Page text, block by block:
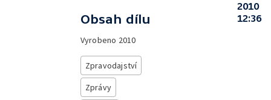
Obsah dílu
Vyrobeno 2010
Zpravodajství
Zprávy
2010
12:36